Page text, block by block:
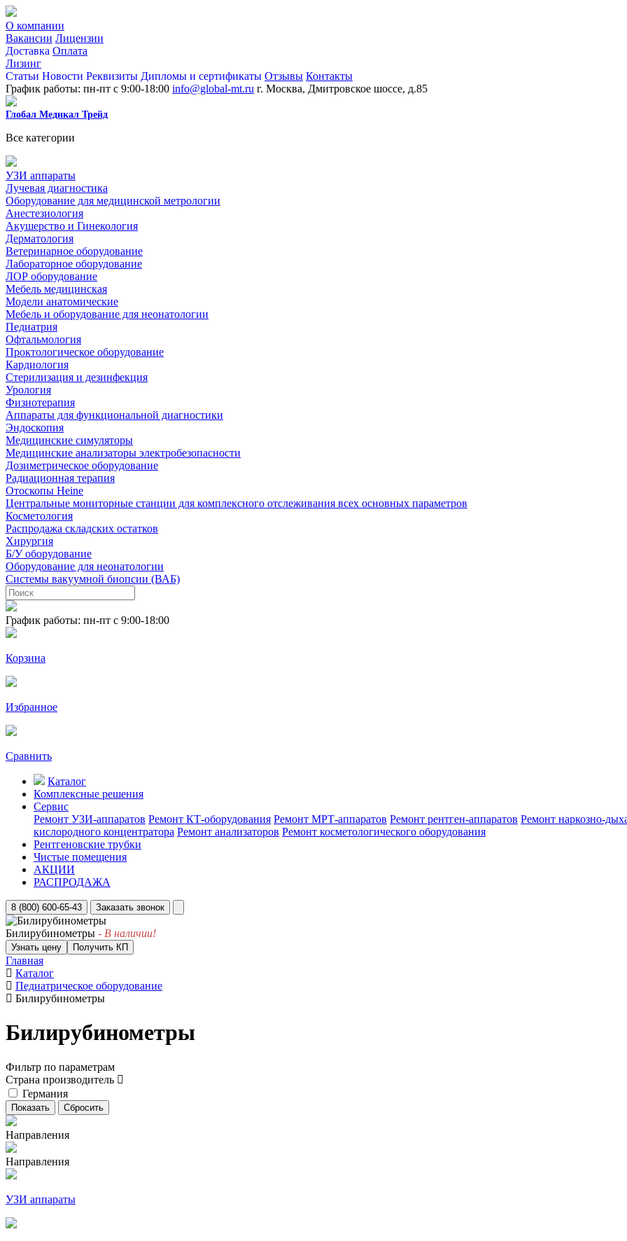
О компании
Вакансии Лицензии
Доставка Оплата
Лизинг
Статьи Новости Реквизиты Дипломы и сертификаты Отзывы Контакты
График работы: пн-пт с 9:00-18:00 info@global-mt.ru г. Москва, Дмитровское шоссе, д.85
Глобал Медикал Трейд
Все категории
УЗИ аппараты
Лучевая диагностика
Оборудование для медицинской метрологии
Анестезиология
Акушерство и Гинекология
Дерматология
Ветеринарное оборудование
Лабораторное оборудование
ЛОР оборудование
Мебель медицинская
Модели анатомические
Мебель и оборудование для неонатологии
Педиатрия
Офтальмология
Проктологическое оборудование
Кардиология
Стерилизация и дезинфекция
Урология
Физиотерапия
Аппараты для функциональной диагностики
Эндоскопия
Медицинские симуляторы
Медицинские анализаторы электробезопасности
Дозиметрическое оборудование
Радиационная терапия
Отоскопы Heine
Центральные мониторные станции для комплексного отслеживания всех основных параметров
Косметология
Распродажа складских остатков
Хирургия
Б/У оборудование
Оборудование для неонатологии
Системы вакуумной биопсии (ВАБ)
График работы: пн-пт с 9:00-18:00
Корзина
Избранное
Сравнить
Каталог
Комплексные решения
Сервис
Ремонт УЗИ-аппаратов Ремонт КТ-оборудования Ремонт МРТ-аппаратов Ремонт рентген-аппаратов Ремонт наркозно-
кислородного концентратора Ремонт анализаторов Ремонт косметологического оборудования
Рентгеновские трубки
Чистые помещения
АКЦИИ
РАСПРОДАЖА
8 (800) 600-65-43 Заказать звонок
Билирубинометры - В наличии!
Узнать цену Получить КП
Главная
Каталог
Педиатрическое оборудование
Билирубинометры
Билирубинометры
Фильтр по параметрам
Страна производитель
Германия
Направления
Направления
УЗИ аппараты